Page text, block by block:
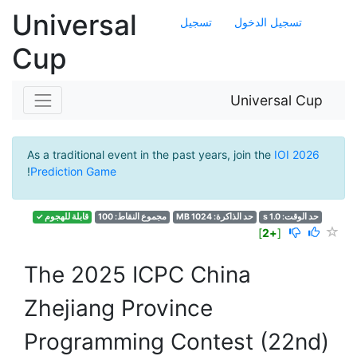
تسجيل الدخول تسجيل
Universal
Cup
Universal Cup
As a traditional event in the past years, join the IOI 2026
Prediction Game
!
حد الوقت: 1.0 s حد الذاكرة: 1024 MB مجموع النقاط: 100 قابلة للهجوم ✓
[
+2
]
The 2025 ICPC China
Zhejiang Province
Programming Contest (22nd)